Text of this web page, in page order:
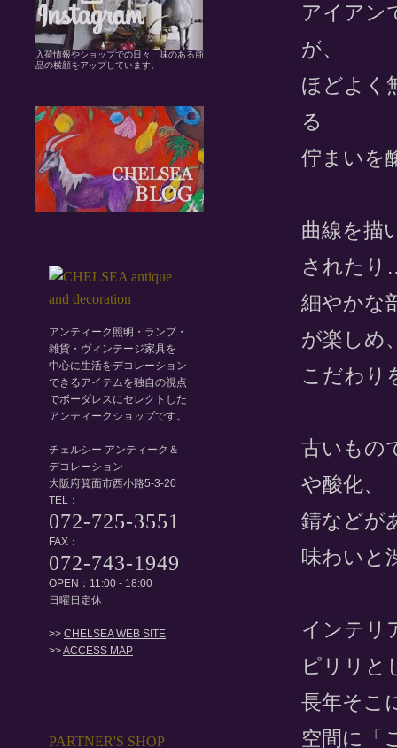
アイアン
が、
ほどよく
る
佇まいを
曲線を描
された
細やかな
が楽しめ
こだわり
古いもの
や酸化、
錆などが
味わいと
インテリ
ピリリと
長年そこ
空間に「
入荷情報やショップでの日々、味のある商
品の横顔をアップしています。
アンティーク照明・ランプ・
雑貨・ヴィンテージ家具を
中心に生活をデコレーション
できるアイテムを独自の視点
でボーダレスにセレクトした
アンティークショップです。
チェルシー アンティーク＆
デコレーション
大阪府箕面市西小路5-3-20
TEL：
072-725-3551
FAX：
072-743-1949
OPEN：11:00 - 18:00
日曜日定休
>> CHELSEA WEB SITE
>>ACCESS MAP
PARTNER'S SHOP